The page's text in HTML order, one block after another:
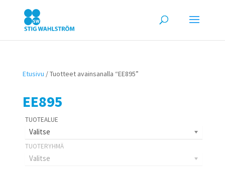
Etusivu / Tuotteet avainsanalla “EE895”
EE895
Valitse
Valitse